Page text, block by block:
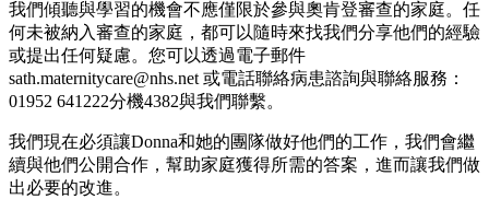
我們傾聽與學習的機會不應僅限於參與奧肯登審查的家庭。任
何未被納入審查的家庭，都可以隨時來找我們分享他們的經驗
或提出任何疑慮。您可以透過電子郵件
sath.maternitycare@nhs.net 或電話聯絡病患諮詢與聯絡服務：
01952 641222分機4382與我們聯繫。
我們現在必須讓Donna和她的團隊做好他們的工作，我們會繼
續與他們公開合作，幫助家庭獲得所需的答案，進而讓我們做
出必要的改進。